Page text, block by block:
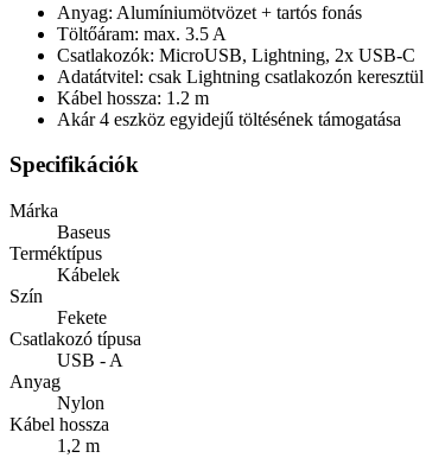
Anyag: Alumíniumötvözet + tartós fonás
Töltőáram: max. 3.5 A
Csatlakozók: MicroUSB, Lightning, 2x USB-C
Adatátvitel: csak Lightning csatlakozón keresztül
Kábel hossza: 1.2 m
Akár 4 eszköz egyidejű töltésének támogatása
Specifikációk
Márka
Baseus
Terméktípus
Kábelek
Szín
Fekete
Csatlakozó típusa
USB - A
Anyag
Nylon
Kábel hossza
1,2 m